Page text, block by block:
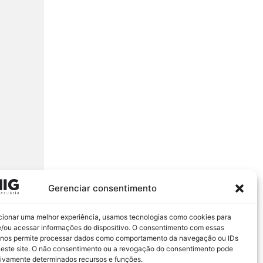
Gerenciar consentimento
uma melhor experiência, usamos tecnologias como cookies para
ou acessar informações do dispositivo. O consentimento com essas
permite processar dados como comportamento da navegação ou IDs
site. O não consentimento ou a revogação do consentimento pode
determinados recursos e funções.